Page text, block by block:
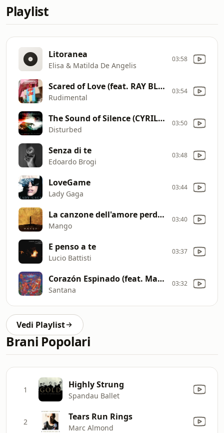
Playlist
Litoranea
Elisa & Matilda De Angelis
03:58
Scared of Love (feat. RAY BLK & Stefflon Don) [Preditah Remi
Rudimental
03:54
The Sound of Silence (CYRIL Remix)
Disturbed
03:50
Senza di te
Edoardo Brogi
03:48
LoveGame
Lady Gaga
03:44
La canzone dell'amore perduto
Mango
03:40
E penso a te
Lucio Battisti
03:37
Corazón Espinado (feat. Maná, Maná & Santana)
Santana
03:32
Vedi Playlist
Brani Popolari
1 Highly Strung
Spandau Ballet
2 Tears Run Rings
Marc Almond